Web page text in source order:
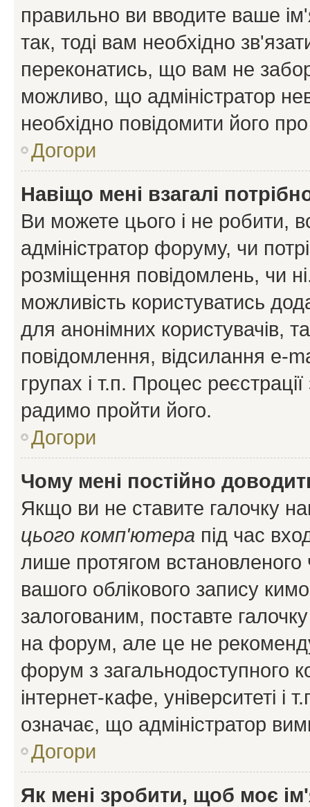
правильно ви вводите ваше
так, тоді вам необхідно
переконатись, що вам не
можливо, що адміністратор
необхідно повідомити його
Догори
Навіщо мені взагалі
Ви можете цього і не робити,
адміністратор форуму, чи
розміщення повідомлень, чи
можливість користуватись
для анонімних користувачів,
повідомлення, відсилання e-
групах і т.п. Процес
радимо пройти його.
Догори
Чому мені постійно
Якщо ви не ставите галочку
цього комп'ютера під час
лише протягом встановленого
вашого облікового запису
залогованим, поставте
на форум, але це не
форум з загальнодоступного
інтернет-кафе, університеті і
означає, що адміністратор
Догори
Як мені зробити, щоб моє